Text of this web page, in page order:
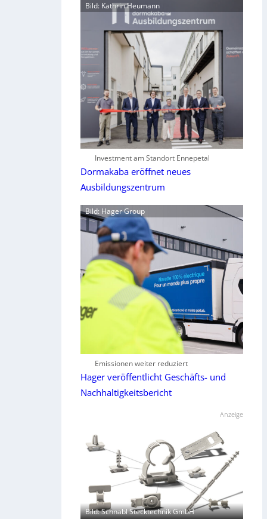
Bild: Kathrin Heumann
Investment am Standort Ennepetal
Dormakaba eröffnet neues
Ausbildungszentrum
Bild: Hager Group
Emissionen weiter reduziert
Hager veröffentlicht Geschäfts- und
Nachhaltigkeitsbericht
Anzeige
Bild: Schnabl Stecktechnik GmbH